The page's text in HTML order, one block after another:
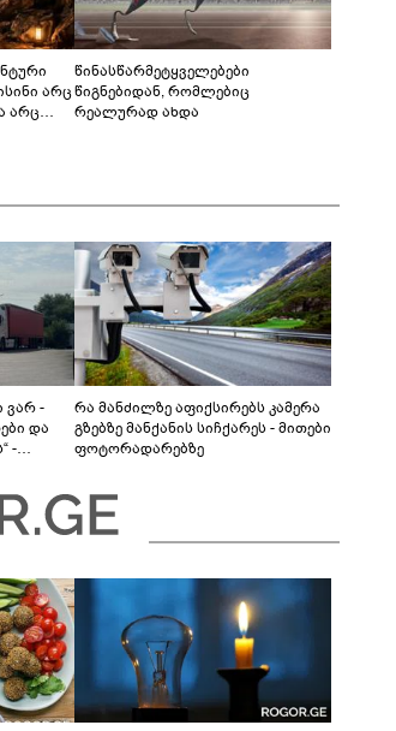
არც
არც
წინასწარმეტყველებები
წიგნებიდან, რომლებიც
რეალურად ახდა
ვარ -
და
-
რა მანძილზე აფიქსირებს კამერა
გზებზე მანქანის სიჩქარეს - მითები
ფოტორადარებზე